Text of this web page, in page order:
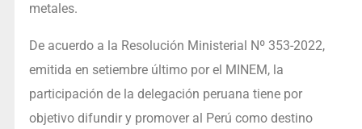
metales.
De acuerdo a la Resolución Ministerial Nº 353-2022,
emitida en setiembre último por el MINEM, la
participación de la delegación peruana tiene por
objetivo difundir y promover al Perú como destino